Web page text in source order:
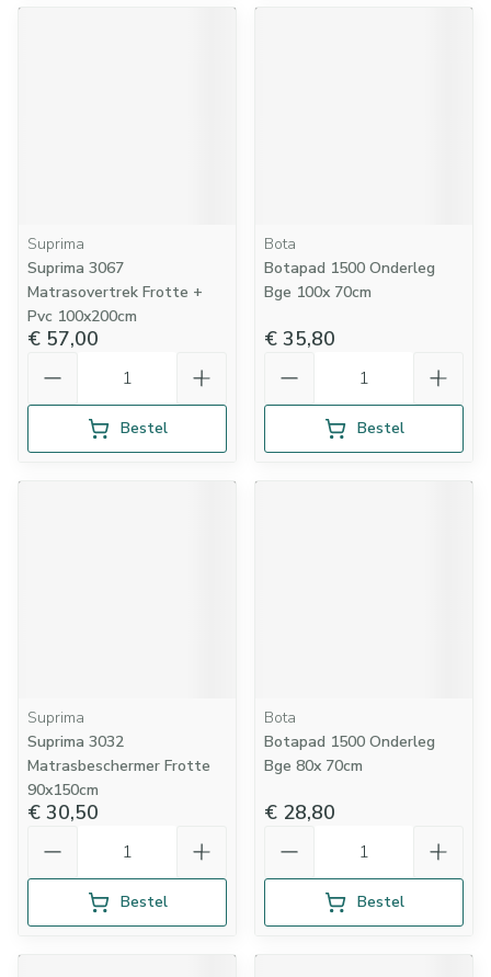
Suprima
Suprima 3067
Matrasovertrek Frotte +
Pvc 100x200cm
€ 57,00
Bestel
Bota
Botapad 1500 Onderleg
Bge 100x 70cm
€ 35,80
Bestel
Suprima
Suprima 3032
Matrasbeschermer Frotte
90x150cm
€ 30,50
Bestel
Bota
Botapad 1500 Onderleg
Bge 80x 70cm
€ 28,80
Bestel